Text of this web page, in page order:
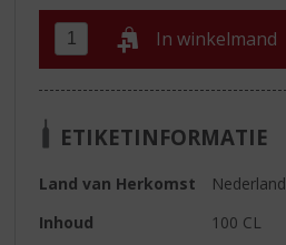
In winkelmand
ETIKETINFORMATIE
Land van Herkomst
Nederland
Inhoud
100 CL